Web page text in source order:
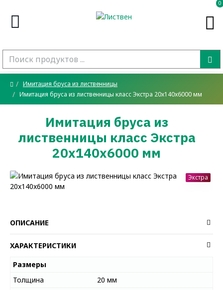
0
Имитация бруса из лиственницы
Имитация бруса из лиственницы класс Экстра 20x140x6000 мм
Имитация бруса из
лиственницы класс Экстра
20x140x6000 мм
Экстра
ОПИСАНИЕ
ХАРАКТЕРИСТИКИ
Размеры
Толщина
20 мм